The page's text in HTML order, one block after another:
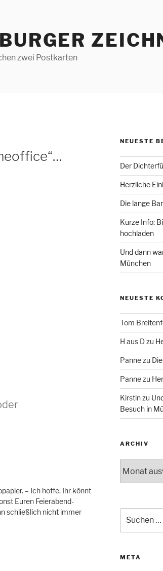
zwei Postkarten
– Ich hoffe, Ihr könnt
Euren Feierabend-
schließlich nicht immer
NEUESTE
Der
Herzliche
Die lange
Kurze Info:
hochladen
Und dann
München
NEUESTE
Tom
H aus Dzu
Pannezu
Pannezu
Kirstinzu
Besuch in
ARCHIV
nach:
META